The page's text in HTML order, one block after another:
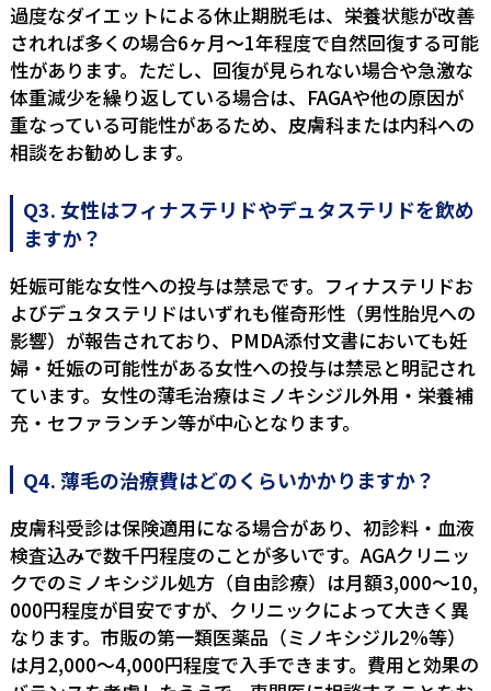
過度なダイエットによる休止期脱毛は、栄養状態が改善
されれば多くの場合6ヶ月〜1年程度で自然回復する可能
性があります。ただし、回復が見られない場合や急激な
体重減少を繰り返している場合は、FAGAや他の原因が
重なっている可能性があるため、皮膚科または内科への
相談をお勧めします。
Q3. 女性はフィナステリドやデュタステリドを飲め
ますか？
妊娠可能な女性への投与は禁忌です。フィナステリドお
よびデュタステリドはいずれも催奇形性（男性胎児への
影響）が報告されており、PMDA添付文書においても妊
婦・妊娠の可能性がある女性への投与は禁忌と明記され
ています。女性の薄毛治療はミノキシジル外用・栄養補
充・セファランチン等が中心となります。
Q4. 薄毛の治療費はどのくらいかかりますか？
皮膚科受診は保険適用になる場合があり、初診料・血液
検査込みで数千円程度のことが多いです。AGAクリニッ
クでのミノキシジル処方（自由診療）は月額3,000〜10,
000円程度が目安ですが、クリニックによって大きく異
なります。市販の第一類医薬品（ミノキシジル2%等）
は月2,000〜4,000円程度で入手できます。費用と効果の